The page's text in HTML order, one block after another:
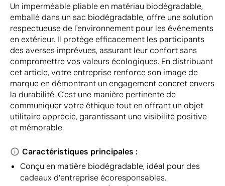
Un imperméable pliable en matériau biodégradable,
emballé dans un sac biodégradable, offre une solution
respectueuse de l'environnement pour les événements
en extérieur. Il protège efficacement les participants
des averses imprévues, assurant leur confort sans
compromettre vos valeurs écologiques. En distribuant
cet article, votre entreprise renforce son image de
marque en démontrant un engagement concret envers
la durabilité. C'est une manière pertinente de
communiquer votre éthique tout en offrant un objet
utilitaire apprécié, garantissant une visibilité positive
et mémorable.
Caractéristiques principales :
Conçu en matière biodégradable, idéal pour des
cadeaux d’entreprise écoresponsables.